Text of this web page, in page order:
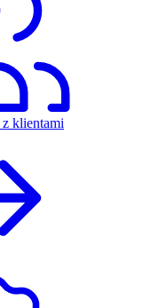
klientami